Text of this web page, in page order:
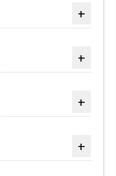
+
+
+
+